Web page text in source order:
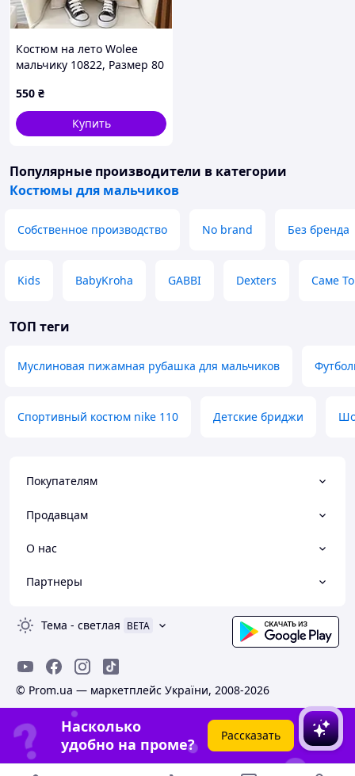
Костюм на лето Wolee
мальчику 10822, Размер 80
550 ₴
Купить
Популярные производители в категории
Костюмы для мальчиков
Собственное производство No brand Без бренда
Kids BabyKroha GABBI Dexters Саме То
ТОП теги
Муслиновая пижамная рубашка для мальчиков
Спортивный костюм nike 110 Детские бриджи
Покупателям
Продавцам
О нас
Партнеры
Тема - светлая BETA
© Prom.ua — маркетплейс України, 2008-2026
Насколько
удобно на проме?
Рассказать